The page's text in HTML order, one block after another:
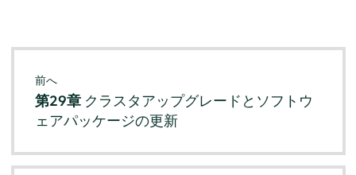
前へ
第29章 クラスタアップグレードとソフトウ
ェアパッケージの更新